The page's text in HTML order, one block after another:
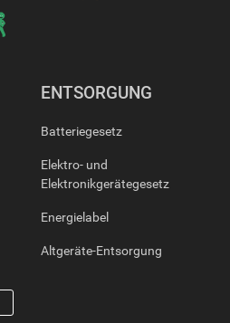
ENTSORGUNG
Batteriegesetz
Elektro- und
Elektronikgerätegesetz
Energielabel
Altgeräte-Entsorgung